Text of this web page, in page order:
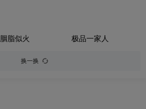
胭脂似火 极品一家人
换一换